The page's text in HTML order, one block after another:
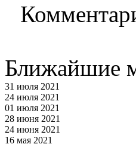
Ближайшие
31 июля 2021
24 июля 2021
01 июля 2021
28 июня 2021
24 июня 2021
16 мая 2021